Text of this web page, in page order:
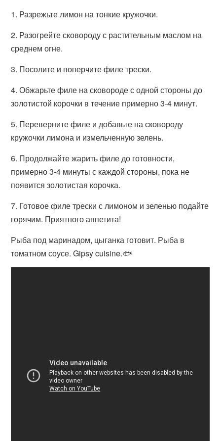
1. Разрежьте лимон на тонкие кружочки.
2. Разогрейте сковороду с растительным маслом на
среднем огне.
3. Посолите и поперчите филе трески.
4. Обжарьте филе на сковороде с одной стороны до
золотистой корочки в течение примерно 3-4 минут.
5. Переверните филе и добавьте на сковороду
кружочки лимона и измельченную зелень.
6. Продолжайте жарить филе до готовности,
примерно 3-4 минуты с каждой стороны, пока не
появится золотистая корочка.
7. Готовое филе трески с лимоном и зеленью подайте
горячим. Приятного аппетита!
Рыба под маринадом, цыганка готовит. Рыба в
томатном соусе. Gipsy cuisine.🐟